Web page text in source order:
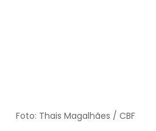
Foto: Thais Magalhães / CBF